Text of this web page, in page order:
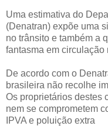
Uma estimativa do
(Denatran) expõe uma
no trânsito e também a
fantasma em circulação
De acordo com o
brasileira não recolhe
Os proprietários destes
nem se comprometem
IPVA e poluição extra